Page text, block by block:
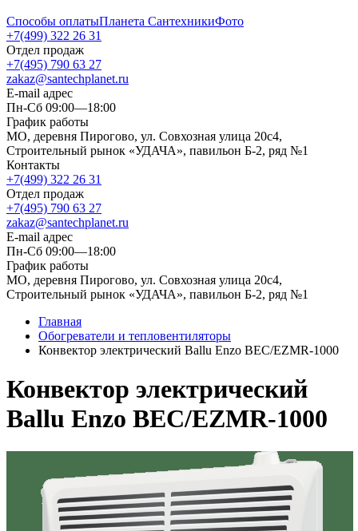
Способы оплатыПланета СантехникиФото
+7(499) 322 26 31
Отдел продаж
+7(495) 790 63 27
zakaz@santechplanet.ru
E-mail адрес
Пн-Сб 09:00—18:00
График работы
МО, деревня Пирогово, ул. Совхозная улица 20с4,
Строительный рынок «УДАЧА», павильон Б-2, ряд №1
Контакты
+7(499) 322 26 31
Отдел продаж
+7(495) 790 63 27
zakaz@santechplanet.ru
E-mail адрес
Пн-Сб 09:00—18:00
График работы
МО, деревня Пирогово, ул. Совхозная улица 20с4,
Строительный рынок «УДАЧА», павильон Б-2, ряд №1
Главная
Обогреватели и тепловентиляторы
Конвектор электрический Ballu Enzo BEC/EZMR-1000
Конвектор электрический
Ballu Enzo BEC/EZMR-1000